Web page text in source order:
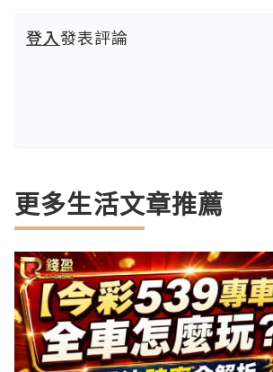
登入發表評論
更多生活文章推薦